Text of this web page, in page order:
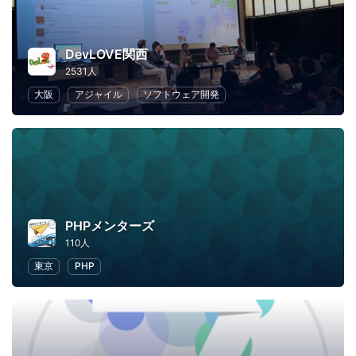
DevLOVE関西
2531人
大阪
アジャイル ソフトウェア開発
PHPメンターズ
110人
東京
PHP